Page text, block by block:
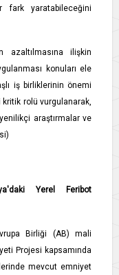
yaratabileceğini
azaltılmasına ilişkin
konuları ele
iş birliklerinin önemi
kritik rolü vurgulanarak,
araştırmalar ve
Yerel Feribot
Birliği (AB) mali
Projesi kapsamında
mevcut emniyet